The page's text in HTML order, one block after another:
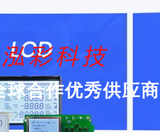
球合作优秀供应商